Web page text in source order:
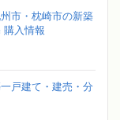
市・枕崎市の新築
購入情報
戸建て・建売・分